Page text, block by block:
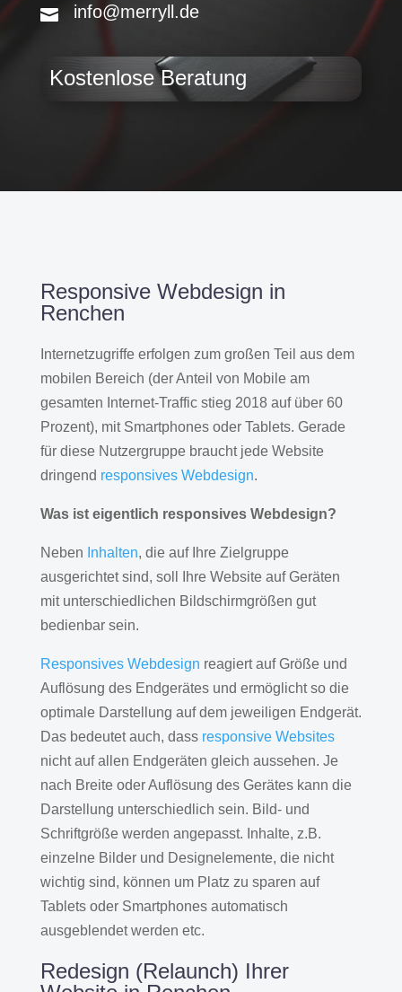
info@merryll.de
Kostenlose Beratung
Responsive Webdesign in
Renchen
Internetzugriffe erfolgen zum großen Teil aus dem
mobilen Bereich (der Anteil von Mobile am
gesamten Internet-Traffic stieg 2018 auf über 60
Prozent), mit Smartphones oder Tablets. Gerade
für diese Nutzergruppe braucht jede Website
dringend responsives Webdesign.
Was ist eigentlich responsives Webdesign?
Neben Inhalten, die auf Ihre Zielgruppe
ausgerichtet sind, soll Ihre Website auf Geräten
mit unterschiedlichen Bildschirmgrößen gut
bedienbar sein.
Responsives Webdesign reagiert auf Größe und
Auflösung des Endgerätes und ermöglicht so die
optimale Darstellung auf dem jeweiligen Endgerät.
Das bedeutet auch, dass responsive Websites
nicht auf allen Endgeräten gleich aussehen. Je
nach Breite oder Auflösung des Gerätes kann die
Darstellung unterschiedlich sein. Bild- und
Schriftgröße werden angepasst. Inhalte, z.B.
einzelne Bilder und Designelemente, die nicht
wichtig sind, können um Platz zu sparen auf
Tablets oder Smartphones automatisch
ausgeblendet werden etc.
Redesign (Relaunch) Ihrer